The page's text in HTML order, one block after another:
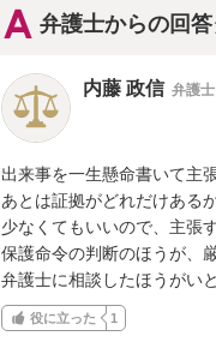
弁護士からの回
内藤 政信 弁護士
出来事を一生懸命書いて主
あとは証拠がどれだけある
少なくてもいいので、主張
保護命令の判断のほうが、
弁護士に相談したほうがい
役に立った 1